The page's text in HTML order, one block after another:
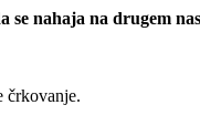
nahaja na drugem
črkovanje.